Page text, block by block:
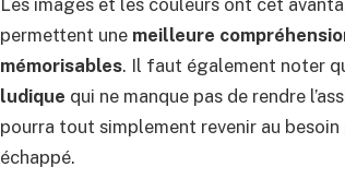
permettent une meilleure
mémorisables. Il faut également noter
ludique qui ne manque pas de rendre
pourra tout simplement revenir au
échappé.